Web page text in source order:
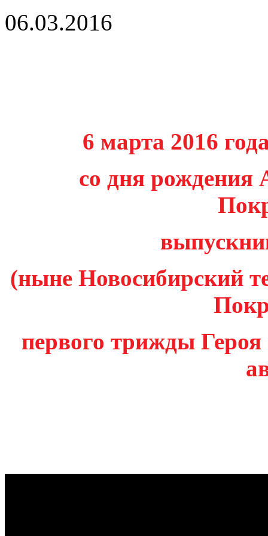
06.03.2016
6 марта 2016
со дня рождения
(ныне Новосибирский
первого трижды